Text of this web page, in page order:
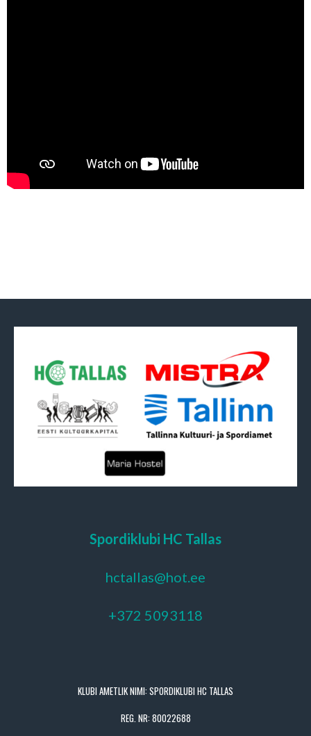
Spordiklubi HC Tallas
hctallas@hot.ee
+372 5093118
KLUBI AMETLIK NIMI: SPORDIKLUBI HC TALLAS
REG. NR: 80022688